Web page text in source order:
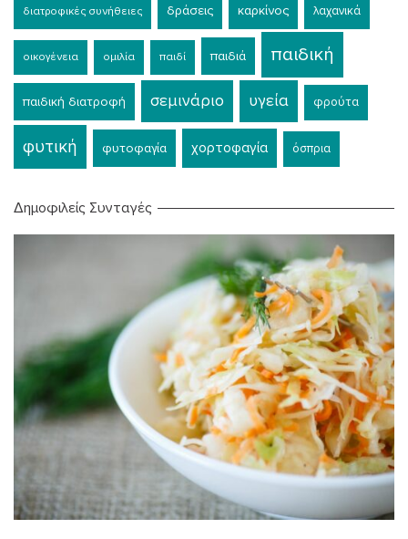
διατροφικές συνήθειες δράσεις καρκίνος λαχανικά
οικογένεια ομιλία παιδί παιδιά παιδική
παιδική διατροφή σεμινάριο υγεία φρούτα
φυτική φυτοφαγία χορτοφαγία όσπρια
Δημοφιλείς Συνταγές